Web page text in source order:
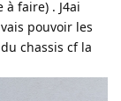
faire) . J4ai
pouvoir les
chassis cf la